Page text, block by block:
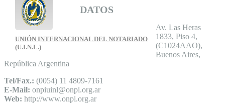
UNIÓN INTERNACIONAL DEL NOTARIADO
(U.I.N.L.)
DATOS
Av. Las Heras
1833, Piso 4,
(C1024AAO),
Buenos Aires,
República Argentina
Tel/Fax.: (0054) 11 4809-7161
E-Mail: onpiuinl@onpi.org.ar
Web: http://www.onpi.org.ar